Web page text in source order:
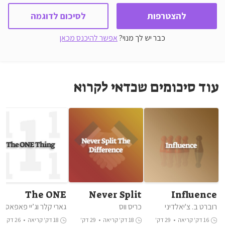
להצטרפות לסיכום לדוגמה
כבר יש לך מנוי?אפשר להיכנס מכאן
עוד סיכומים שכדאי לקרוא
Influence
רוברט ב. צ'יאלדיני
•
29 דק'
Never Split
The
Difference
כריס ווס
•
29 דק'
The ONE
Thing
גארי קלר וג’יי
•
26 דק'